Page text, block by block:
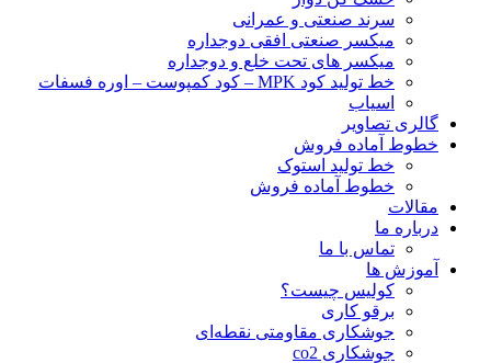
سرند صنعتی و عمرانی
میکسر صنعتی افقی دوجداره
میکسر های تحت خلع و دوجداره
خط تولید کود MPK – کود کمپوست – اوره فسفات
اسیاب
گالری تصاویر
خطوط آماده فروش
خط تولید استوک
خطوط آماده فروش
مقالات
درباره ما
تماس با ما
آموزش ها
کولیس چیست؟
برقو کاری
جوشکاری مقاومتی نقطه‌ای
جوشکاری co2